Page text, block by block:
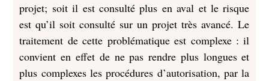
projet; soit il est consulté plus en aval et le risque
est qu’il soit consulté sur un projet très avancé. Le
traitement de cette problématique est complexe : il
convient en effet de ne pas rendre plus longues et
plus complexes les procédures d’autorisation, par la